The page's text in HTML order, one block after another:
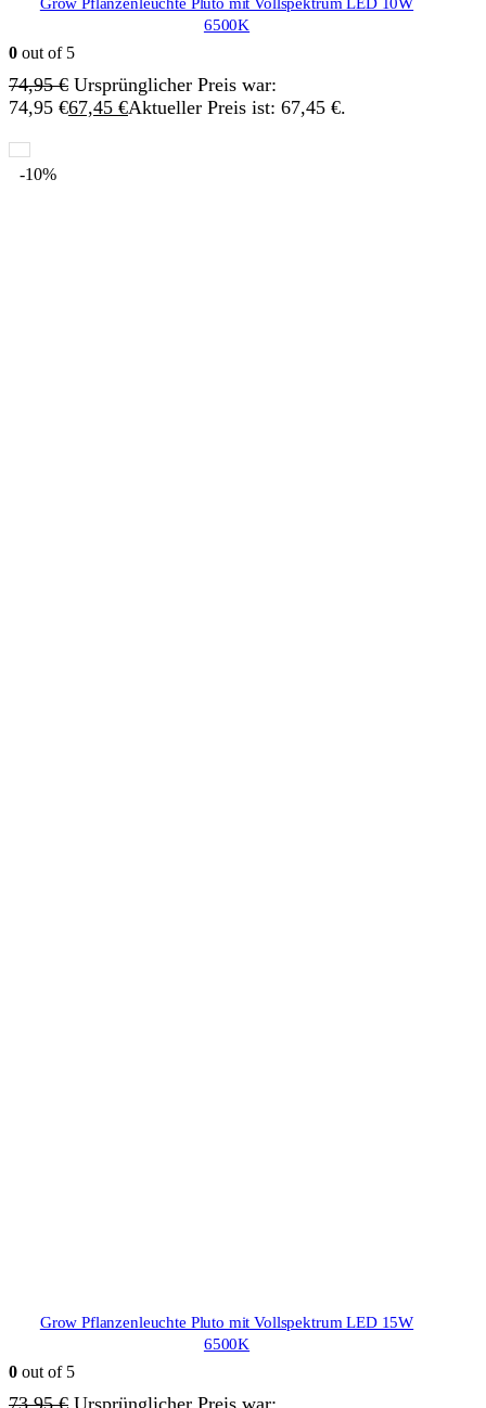
6500K
0 out of 5
74,95€ Ursprünglicher Preis war:
74,95 €67,45 €Aktueller Preis ist: 67,45 €.
-10%
Grow Pflanzenleuchte Pluto mit Vollspektrum LED 15W
6500K
0 out of 5
73,95€ Ursprünglicher Preis war: